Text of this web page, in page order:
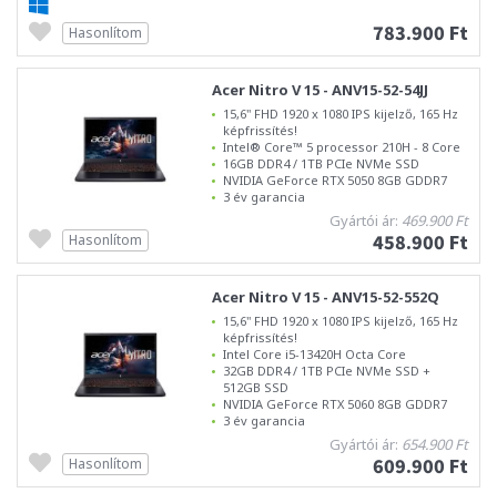
783.900 Ft
Hasonlítom
Acer Nitro V 15 - ANV15-52-54JJ
15,6" FHD 1920 x 1080 IPS kijelző, 165 Hz
képfrissítés!
Intel® Core™ 5 processor 210H - 8 Core
16GB DDR4 / 1TB PCIe NVMe SSD
NVIDIA GeForce RTX 5050 8GB GDDR7
3 év garancia
Gyártói ár: 469.900 Ft
458.900 Ft
Hasonlítom
Acer Nitro V 15 - ANV15-52-552Q
15,6" FHD 1920 x 1080 IPS kijelző, 165 Hz
képfrissítés!
Intel Core i5-13420H Octa Core
32GB DDR4 / 1TB PCIe NVMe SSD +
512GB SSD
NVIDIA GeForce RTX 5060 8GB GDDR7
3 év garancia
Gyártói ár: 654.900 Ft
609.900 Ft
Hasonlítom